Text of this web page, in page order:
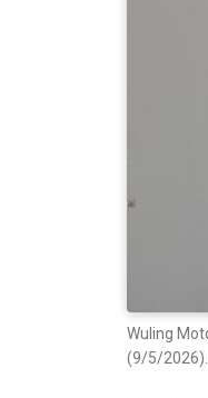
Wuling
(9/5/